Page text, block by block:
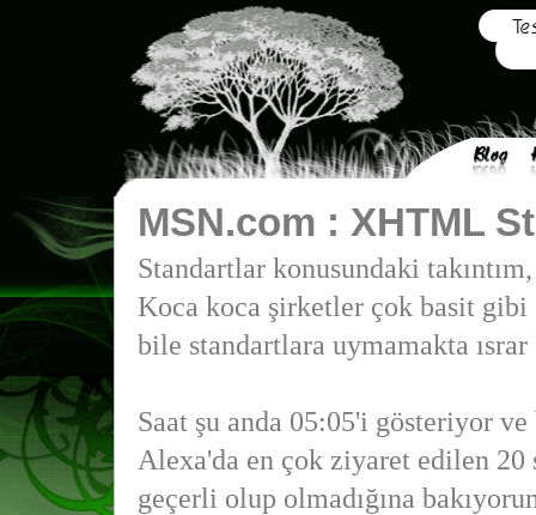
MSN.com : XHTML
Standartlar konusundaki
Koca koca şirketler çok basit gibi
bile standartlara uymamakta
Saat şu anda 05:05'i gösteriyor
Alexa'da en çok ziyaret edilen 20
geçerli olup olmadığına